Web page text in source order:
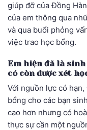
giúp đỡ của Đồng
của em thông qua
và qua buổi phỏng
việc trao học bổng.
Em hiện đã là
có còn được xét
Với nguồn lực có
bổng cho các bạn
cao hơn nhưng có
thực sự cần một